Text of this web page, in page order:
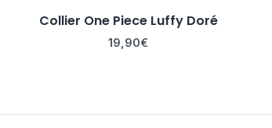
Collier One Piece Luffy Doré
19,90€